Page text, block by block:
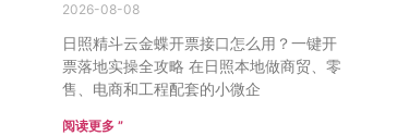
2026-08-08
日照精斗云金蝶开票接口怎么用？一键开
票落地实操全攻略 在日照本地做商贸、零
售、电商和工程配套的小微企
阅读更多 ”